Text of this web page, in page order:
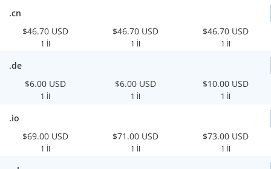
.cn
$46.70 USD
1 İl
$46.70 USD
1 İl
$46.70 USD
1 İl
.de
$6.00 USD
1 İl
$6.00 USD
1 İl
$10.00 USD
1 İl
.io
$69.00 USD
1 İl
$71.00 USD
1 İl
$73.00 USD
1 İl